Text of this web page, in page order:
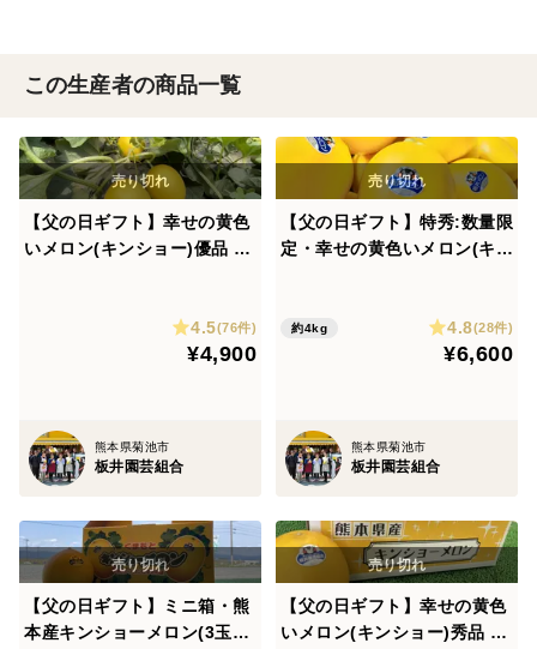
この生産者の商品一覧
【父の日ギフト】幸せの黄色
いメロン(キンショー)優品 約
4.5(76件)
¥4,900
熊本県菊池市
板井園芸組合
【父の日ギフト】特秀:数量限
定・幸せの黄色いメロン(キン
約4kg 4.8(28件)
¥6,600
熊本県菊池市
板井園芸組合
【父の日ギフト】ミニ箱・熊
本産キンショーメロン(3玉～
【父の日ギフト】幸せの黄色
いメロン(キンショー)秀品 約